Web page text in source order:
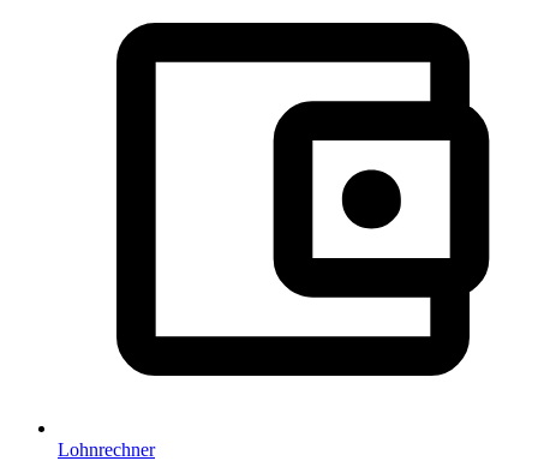
Lohnrechner